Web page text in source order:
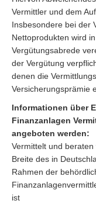
Vermittler und dem
Insbesondere bei der
Nettoprodukten wird
Vergütungsabrede
der Vergütung
denen die
Versicherungsprämie
Informationen über
Finanzanlagen
angeboten werden:
Vermittelt und
Breite des in
Rahmen der
ist